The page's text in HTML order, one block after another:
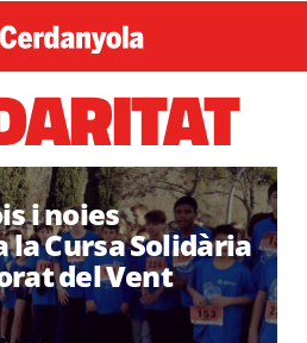
i noies
Cursa Solidària
del Vent